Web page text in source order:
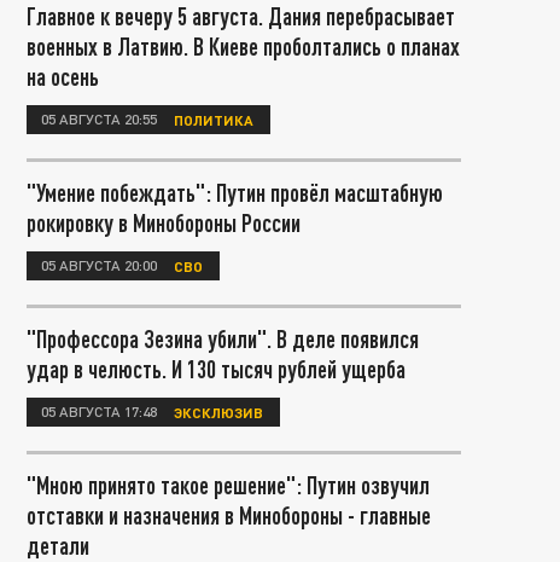
Главное к вечеру 5 августа. Дания перебрасывает
военных в Латвию. В Киеве проболтались о планах
на осень
05 АВГУСТА 20:55 ПОЛИТИКА
"Умение побеждать": Путин провёл масштабную
рокировку в Минобороны России
05 АВГУСТА 20:00 СВО
"Профессора Зезина убили". В деле появился
удар в челюсть. И 130 тысяч рублей ущерба
05 АВГУСТА 17:48 ЭКСКЛЮЗИВ
"Мною принято такое решение": Путин озвучил
отставки и назначения в Минобороны - главные
детали